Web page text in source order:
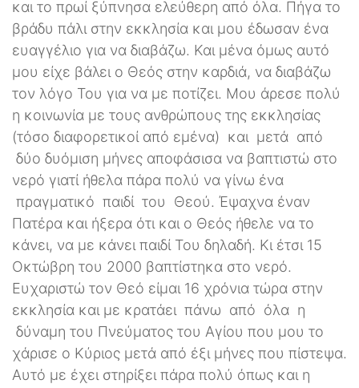
και το πρωί ξύπνησα ελεύθερη από όλα. Πήγα το
βράδυ πάλι στην εκκλησία και μου έδωσαν ένα
ευαγγέλιο για να διαβάζω. Και μένα όμως αυτό
μου είχε βάλει ο Θεός στην καρδιά, να διαβάζω
τον λόγο Του για να με ποτίζει. Μου άρεσε πολύ
η κοινωνία με τους ανθρώπους της εκκλησίας
(τόσο διαφορετικοί από εμένα) και μετά από
δύο δυόμιση μήνες αποφάσισα να βαπτιστώ στο
νερό γιατί ήθελα πάρα πολύ να γίνω ένα
πραγματικό παιδί του Θεού. Έψαχνα έναν
Πατέρα και ήξερα ότι και ο Θεός ήθελε να το
κάνει, να με κάνει παιδί Του δηλαδή. Κι έτσι 15
Οκτώβρη του 2000 βαπτίστηκα στο νερό.
Ευχαριστώ τον Θεό είμαι 16 χρόνια τώρα στην
εκκλησία και με κρατάει πάνω από όλα η
δύναμη του Πνεύματος του Αγίου που μου το
χάρισε ο Κύριος μετά από έξι μήνες που πίστεψα.
Αυτό με έχει στηρίξει πάρα πολύ όπως και η